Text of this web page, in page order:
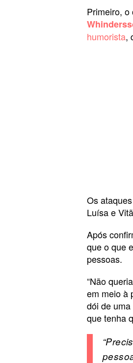
Primeiro,
humorista,
Os
Luísa e
Após
que o que
pessoas.
“Não
em meio à
dói de
que tenha